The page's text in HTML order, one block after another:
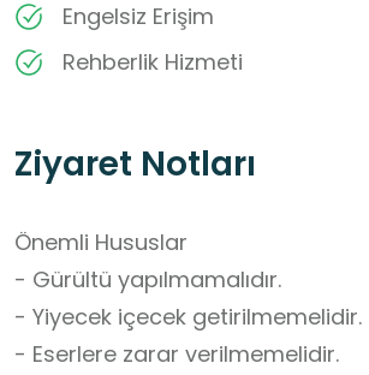
Engelsiz Erişim
Rehberlik Hizmeti
Ziyaret Notları
Önemli Hususlar
- Gürültü yapılmamalıdır.
- Yiyecek içecek getirilmemelidir.
- Eserlere zarar verilmemelidir.